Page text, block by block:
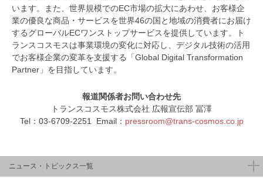
います。また、世界規模でのEC市場の拡大にあわせ、お客様企
業の優良な商品・サービスを世界46の国と地域の消費者にお届け
するグローバルECワンストップサービスを提供しています。ト
ランスコスモスは事業環境の変化に対応し、デジタル技術の活用
でお客様企業の変革を支援する「Global Digital Transformation
Partner」を目指しています。
報道関係者お問い合わせ先
トランスコスモス株式会社 広報宣伝部 冨澤
Tel：03-6709-2251 Email： pressroom@trans-cosmos.co.jp
ニュース・トピックス一覧